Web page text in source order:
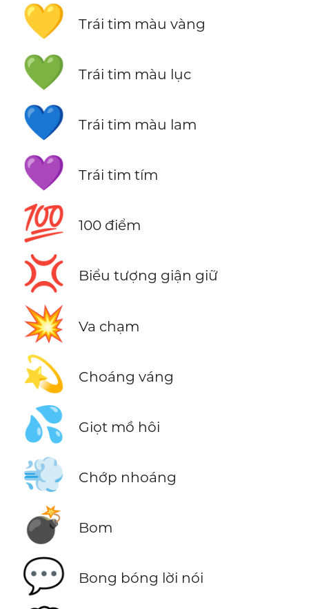
💛 Trái tim màu vàng
💚 Trái tim màu lục
💙 Trái tim màu lam
💜 Trái tim tím
💯 100 điểm
💢 Biểu tượng giận giữ
💥 Va chạm
💫 Choáng váng
💦 Giọt mồ hôi
💨 Chớp nhoáng
💣 Bom
💬 Bong bóng lời nói